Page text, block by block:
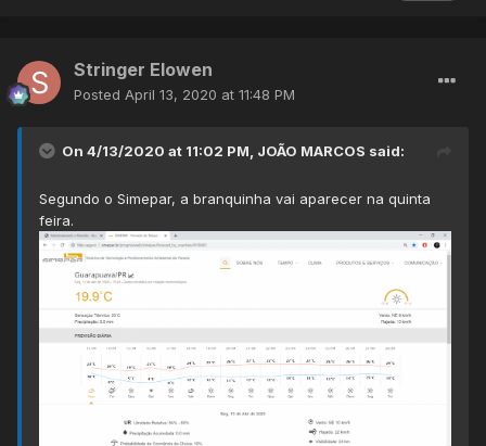
Stringer Elowen
Posted April 13, 2020 at 11:48 PM
On 4/13/2020 at 11:02 PM, JOÃO MARCOS said:
Segundo o Simepar, a branquinha vai aparecer na quinta
feira.